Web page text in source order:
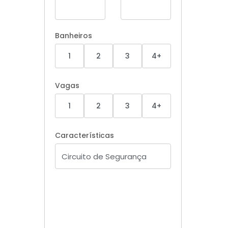
Banheiros
1
2 3 4+
Vagas
1
2 3 4+
Características